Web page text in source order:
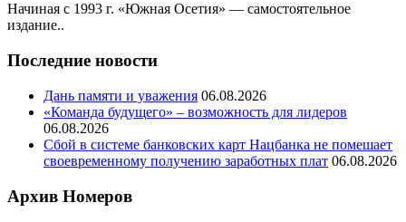
Начиная с 1993 г. «Южная Осетия» — самостоятельное
издание..
Последние новости
Дань памяти и уважения 06.08.2026
«Команда будущего» – возможность для лидеров
06.08.2026
Сбой в системе банковских карт Нацбанка не помешает
своевременному получению заработных плат 06.08.2026
Архив Номеров